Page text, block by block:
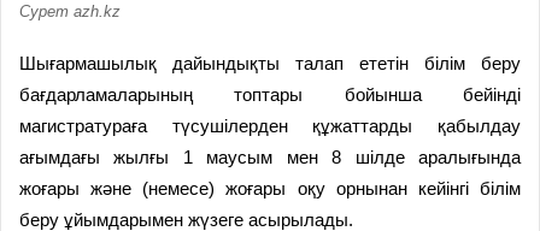
Сурет azh.kz
Шығармашылық дайындықты талап ететін білім беру
бағдарламаларының топтары бойынша бейінді
магистратураға түсушілерден құжаттарды қабылдау
ағымдағы жылғы 1 маусым мен 8 шілде аралығында
жоғары және (немесе) жоғары оқу орнынан кейінгі білім
беру ұйымдарымен жүзеге асырылады.